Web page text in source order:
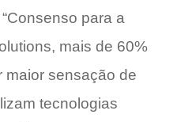
para a
mais de 60%
maior sensação de
tecnologias